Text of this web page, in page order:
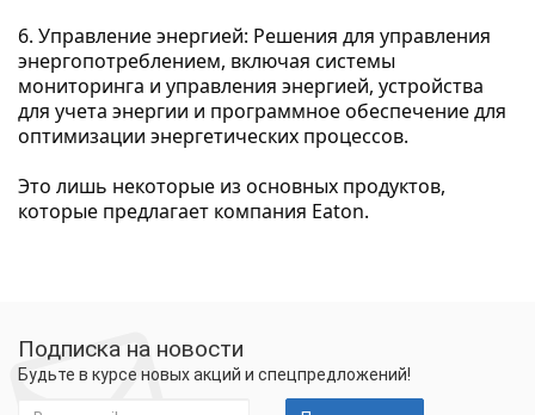
6. Управление энергией: Решения для управления
энергопотреблением, включая системы
мониторинга и управления энергией, устройства
для учета энергии и программное обеспечение для
оптимизации энергетических процессов.
Это лишь некоторые из основных продуктов,
которые предлагает компания Eaton.
Подписка на новости
Будьте в курсе новых акций и спецпредложений!